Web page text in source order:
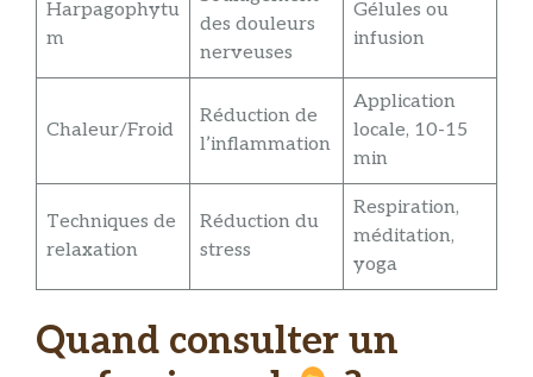
Harpagophytu
m
des douleurs
nerveuses
Gélules ou
infusion
Chaleur/Froid
Réduction de
l’inflammation
Application
locale, 10-15
min
Techniques de
relaxation
Réduction du
stress
Respiration,
méditation,
yoga
Quand consulter un